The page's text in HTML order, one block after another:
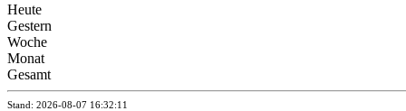
Heute
Gestern
Woche
Monat
Gesamt
Stand: 2026-08-07 16:32:11